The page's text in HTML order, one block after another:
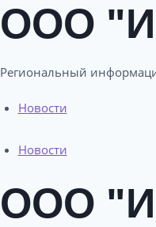
ООО
Региональный
Новости
Новости
ООО